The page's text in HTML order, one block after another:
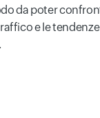
da poter
e le